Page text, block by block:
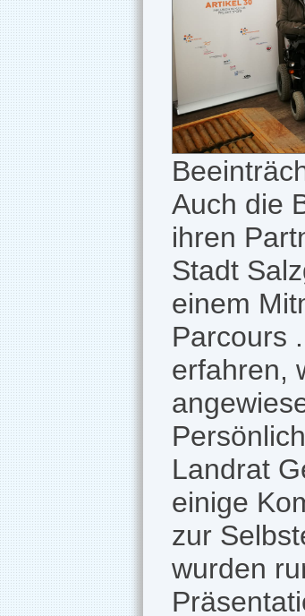
Auch die
ihren
Stadt
einem
Parcours
erfahren,
Landrat
einige
zur
wurden